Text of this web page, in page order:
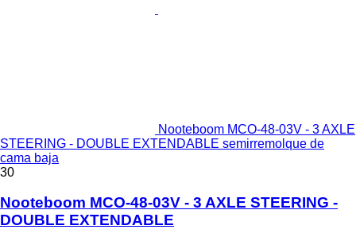
Nooteboom MCO-48-03V - 3 AXLE
STEERING - DOUBLE EXTENDABLE semirremolque de
cama baja
30
Nooteboom MCO-48-03V - 3 AXLE STEERING -
DOUBLE EXTENDABLE